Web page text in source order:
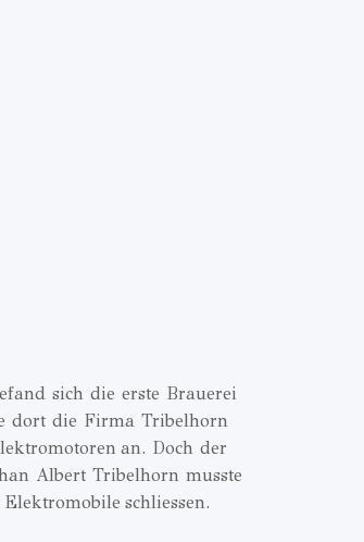
sich die erste Brauerei
dort die Firma Tribelhorn
an. Doch der
Albert Tribelhorn musste
schliessen.